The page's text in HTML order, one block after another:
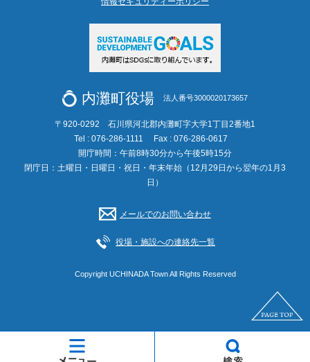
内灘町役場 法人番号3000020173657
〒920-0292 石川県河北郡内灘町字大学1丁目2番地1
Tel : 076-286-1111
Fax : 076-286-0617
開庁時間：午前8時30分から午後5時15分
閉庁日：土曜日・日曜日・祝日・年末年始（12月29日から翌年の1月3
日）
メールでのお問い合わせ
役場・施設への連絡先一覧
Copyright UCHINADA Town All Rights Reserved